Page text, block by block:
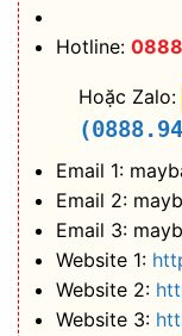
Hotline:
Hoặc Zalo:
Email 1:
Email 2:
Email 3:
Website 1:
Website 2:
Website 3: